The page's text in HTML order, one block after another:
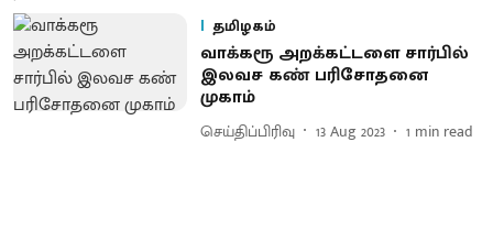
தமிழகம்
வாக்கரூ அறக்கட்டளை சார்பில்
இலவச கண் பரிசோதனை
முகாம்
செய்திப்பிரிவு 13 Aug 2023 1 min read